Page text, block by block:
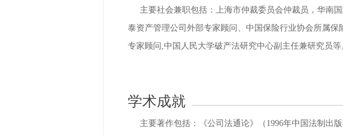
主要社会兼职包括：上海市仲裁委员会仲裁员，华南
泰资产管理公司外部专家顾问、中国保险行业协会所属
专家顾问,中国人民大学破产法研究中心副主任兼研究员等
学术成就
主要著作包括：《公司法通论》（1996年中国法制出